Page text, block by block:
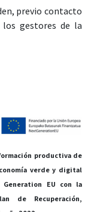
previo contacto
gestores de la
productiva de
verde y digital
Generation EU con la
de Recuperación,